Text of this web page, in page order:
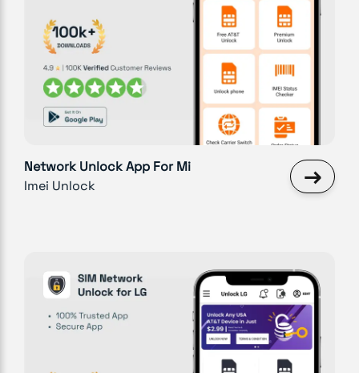
Network Unlock App For Mi
Imei Unlock
→